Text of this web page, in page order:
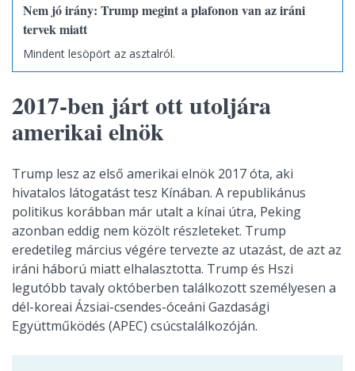
Nem jó irány: Trump megint a plafonon van az iráni
tervek miatt
Mindent lesöpört az asztalról.
2017-ben járt ott utoljára
amerikai elnök
Trump lesz az első amerikai elnök 2017 óta, aki
hivatalos látogatást tesz Kínában. A republikánus
politikus korábban már utalt a kínai útra, Peking
azonban eddig nem közölt részleteket. Trump
eredetileg március végére tervezte az utazást, de azt az
iráni háború miatt elhalasztotta. Trump és Hszi
legutóbb tavaly októberben találkozott személyesen a
dél-koreai Ázsiai-csendes-óceáni Gazdasági
Együttműködés (APEC) csúcstalálkozóján.